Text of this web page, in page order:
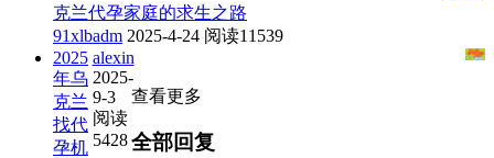
克兰代孕家庭的求生之路
91xlbadm 2025-4-24 阅读11539
2025
年乌
克兰
找代
孕机
alexin
2025-
9-3
阅读
5428
查看更多
全部回复